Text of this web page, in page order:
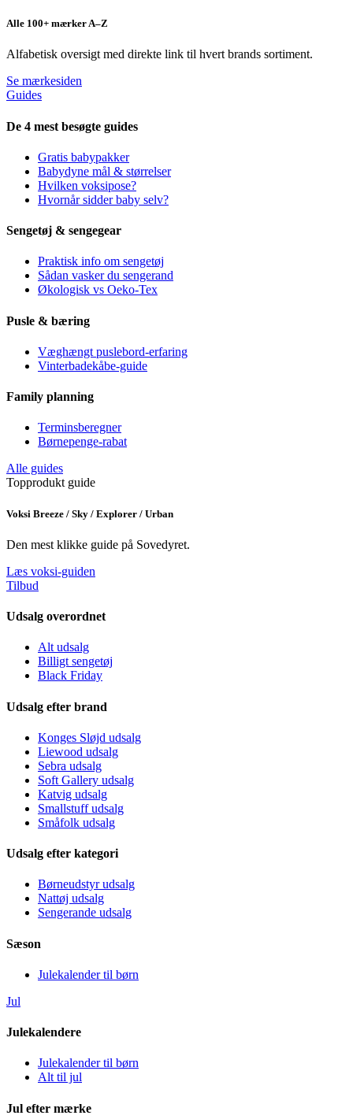
Alle 100+ mærker A–Z
Alfabetisk oversigt med direkte link til hvert brands sortiment.
Se mærkesiden
Guides
De 4 mest besøgte guides
Gratis babypakker
Babydyne mål & størrelser
Hvilken voksipose?
Hvornår sidder baby selv?
Sengetøj & sengegear
Praktisk info om sengetøj
Sådan vasker du sengerand
Økologisk vs Oeko-Tex
Pusle & bæring
Væghængt puslebord-erfaring
Vinterbadekåbe-guide
Family planning
Terminsberegner
Børnepenge-rabat
Alle guides
Topprodukt guide
Voksi Breeze / Sky / Explorer / Urban
Den mest klikke guide på Sovedyret.
Læs voksi-guiden
Tilbud
Udsalg overordnet
Alt udsalg
Billigt sengetøj
Black Friday
Udsalg efter brand
Konges Sløjd udsalg
Liewood udsalg
Sebra udsalg
Soft Gallery udsalg
Katvig udsalg
Smallstuff udsalg
Småfolk udsalg
Udsalg efter kategori
Børneudstyr udsalg
Nattøj udsalg
Sengerande udsalg
Sæson
Julekalender til børn
Jul
Julekalendere
Julekalender til børn
Alt til jul
Jul efter mærke